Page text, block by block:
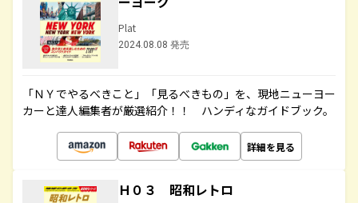
Plat
2024.08.08 発売
「ＮＹでやるべきこと」「見るべきもの」を、現地ニューヨー
カーと達人編集者が厳選紹介！！ ハンディなガイドブック。
詳細を見る
Ｈ０３ 昭和レトロ